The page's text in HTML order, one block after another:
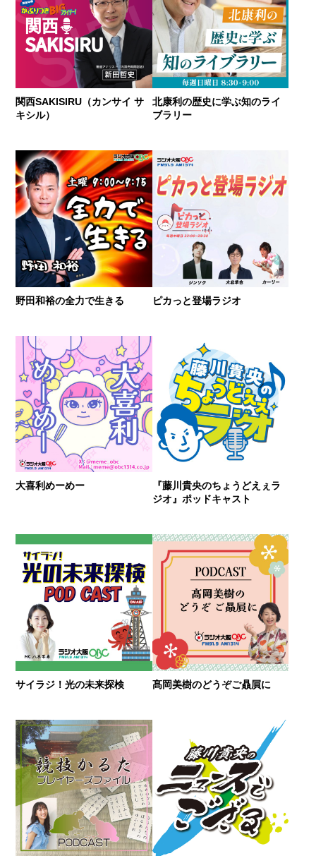
関西SAKISIRU（カンサイ サ
キシル）
北康利の歴史に学ぶ知のライ
ブラリー
野田和裕の全力で生きる ピカっと登場ラジオ
大喜利めーめー
『藤川貴央のちょうどえぇラ
ジオ』ポッドキャスト
サイラジ！光の未来探検 髙岡美樹のどうぞご贔屓に